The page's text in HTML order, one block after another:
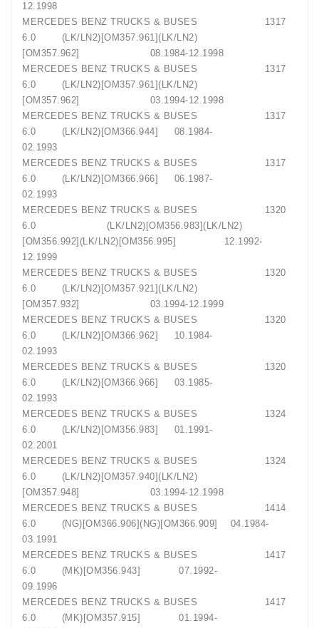
12.1998
MERCEDES BENZ TRUCKS & BUSES 1317
6.0 (LK/LN2)[OM357.961](LK/LN2)
[OM357.962] 08.1984-12.1998
MERCEDES BENZ TRUCKS & BUSES 1317
6.0 (LK/LN2)[OM357.961](LK/LN2)
[OM357.962] 03.1994-12.1998
MERCEDES BENZ TRUCKS & BUSES 1317
6.0 (LK/LN2)[OM366.944] 08.1984-
02.1993
MERCEDES BENZ TRUCKS & BUSES 1317
6.0 (LK/LN2)[OM366.966] 06.1987-
02.1993
MERCEDES BENZ TRUCKS & BUSES 1320
6.0 (LK/LN2)[OM356.983](LK/LN2)
[OM356.992](LK/LN2)[OM356.995] 12.1992-
12.1999
MERCEDES BENZ TRUCKS & BUSES 1320
6.0 (LK/LN2)[OM357.921](LK/LN2)
[OM357.932] 03.1994-12.1999
MERCEDES BENZ TRUCKS & BUSES 1320
6.0 (LK/LN2)[OM366.962] 10.1984-
02.1993
MERCEDES BENZ TRUCKS & BUSES 1320
6.0 (LK/LN2)[OM366.966] 03.1985-
02.1993
MERCEDES BENZ TRUCKS & BUSES 1324
6.0 (LK/LN2)[OM356.983] 01.1991-
02.2001
MERCEDES BENZ TRUCKS & BUSES 1324
6.0 (LK/LN2)[OM357.940](LK/LN2)
[OM357.948] 03.1994-12.1998
MERCEDES BENZ TRUCKS & BUSES 1414
6.0 (NG)[OM366.906](NG)[OM366.909] 04.1984-
03.1991
MERCEDES BENZ TRUCKS & BUSES 1417
6.0 (MK)[OM356.943] 07.1992-
09.1996
MERCEDES BENZ TRUCKS & BUSES 1417
6.0 (MK)[OM357.915] 01.1994-